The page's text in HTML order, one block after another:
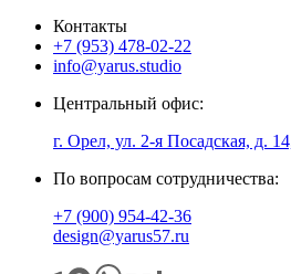
Контакты
+7 (953) 478-02-22
info@yarus.studio
Центральный офис:
г. Орел, ул. 2-я Посадская, д.
По вопросам сотрудничества:
+7 (900) 954-42-36
design@yarus57.ru